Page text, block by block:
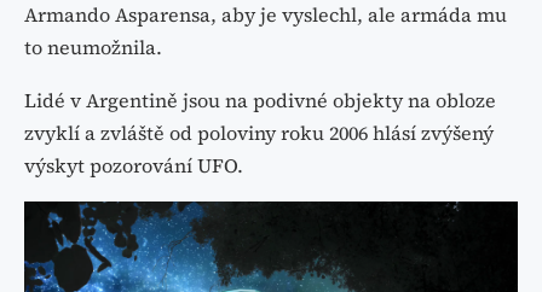
Armando Asparensa, aby je vyslechl, ale armáda mu
to neumožnila.
Lidé v Argentině jsou na podivné objekty na obloze
zvyklí a zvláště od poloviny roku 2006 hlásí zvýšený
výskyt pozorování UFO.